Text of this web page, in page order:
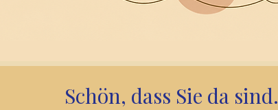
Schön, dass Sie da sind.